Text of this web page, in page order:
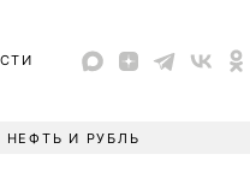
НЕФТЬ И РУБЛЬ